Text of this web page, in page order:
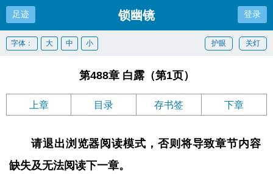
足迹 锁幽镜 登录
关灯
护眼
字体： 大 中 小
第488章 白露（第1页）
上章 目录 存书签 下章
请退出浏览器阅读模式，否则将导致章节内容
缺失及无法阅读下一章。